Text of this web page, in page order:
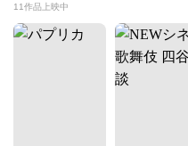
11作品上映中